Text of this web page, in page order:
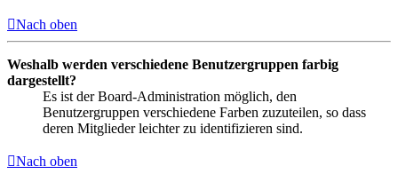
Nach oben
Weshalb werden verschiedene Benutzergruppen farbig
dargestellt?
Es ist der Board-Administration möglich, den
Benutzergruppen verschiedene Farben zuzuteilen, so dass
deren Mitglieder leichter zu identifizieren sind.
Nach oben